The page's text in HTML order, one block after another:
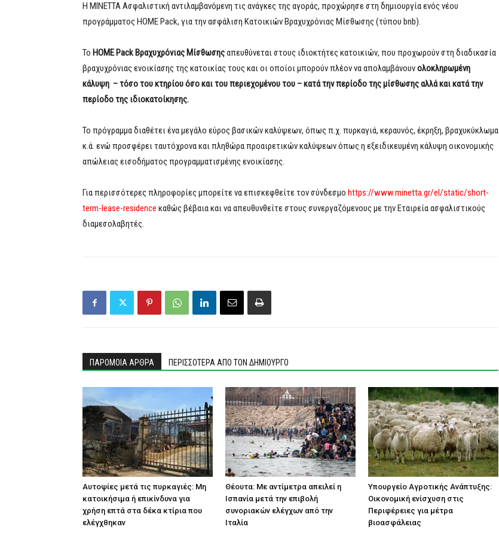
Η ΜΙΝΕΤΤΑ Ασφαλιστική αντιλαμβανόμενη τις ανάγκες της αγοράς, προχώρησε στη δημιουργία ενός νέου
προγράμματος HOME Pack, για την ασφάλιση Κατοικιών Βραχυχρόνιας Μίσθωσης (τύπου bnb).
Το HOME Pack Βραχυχρόνιας Μίσθωσηςαπευθύνεται στους ιδιοκτήτες κατοικιών, που προχωρούν στη διαδικασία
βραχυχρόνιας ενοικίασης της κατοικίας τους και οι οποίοι μπορούν πλέον να απολαμβάνουνολοκληρωμένη
κάλυψη – τόσο του κτηρίου όσο και του περιεχομένου του – κατά την περίοδο της μίσθωσης αλλά και κατά την
περίοδο της ιδιοκατοίκησης.
Το πρόγραμμα διαθέτει ένα μεγάλο εύρος βασικών καλύψεων, όπως π.χ. πυρκαγιά, κεραυνός, έκρηξη, βραχυκύκλωμα
κ.ά. ενώ προσφέρει ταυτόχρονα και πληθώρα προαιρετικών καλύψεων όπως η εξειδικευμένη κάλυψη οικονομικής
απώλειας εισοδήματος προγραμματισμένης ενοικίασης.
Για περισσότερες πληροφορίες μπορείτε να επισκεφθείτε τoν σύνδεσμο https://www.minetta.gr/el/static/short-
term-lease-residence καθώς βέβαια και να απευθυνθείτε στους συνεργαζόμενους με την Εταιρεία ασφαλιστικούς
διαμεσολαβητές.
ΠΑΡΟΜΟΙΑ ΑΡΘΡΑ ΠΕΡΙΣΣΟΤΕΡΑ ΑΠΟ ΤΟΝ ΔΗΜΙΟΥΡΓΟ
Αυτοψίες μετά τις πυρκαγιές: Μη
κατοικήσιμα ή επικίνδυνα για
χρήση επτά στα δέκα κτίρια που
ελέγχθηκαν
Θέουτα: Με αντίμετρα απειλεί η
Ισπανία μετά την επιβολή
συνοριακών ελέγχων από την
Ιταλία
Υπουργείο Αγροτικής Ανάπτυξης:
Οικονομική ενίσχυση στις
Περιφέρειες για μέτρα
βιοασφάλειας